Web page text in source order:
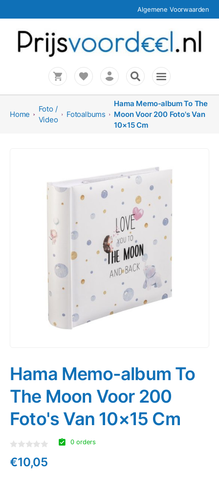
Algemene Voorwaarden
Home
Foto /
Video
Fotoalbums
Hama Memo-album To The
Moon Voor 200 Foto's Van
10×15 Cm
Hama Memo-album To
The Moon Voor 200
Foto's Van 10×15 Cm
0
uit
0 orders
€10,05